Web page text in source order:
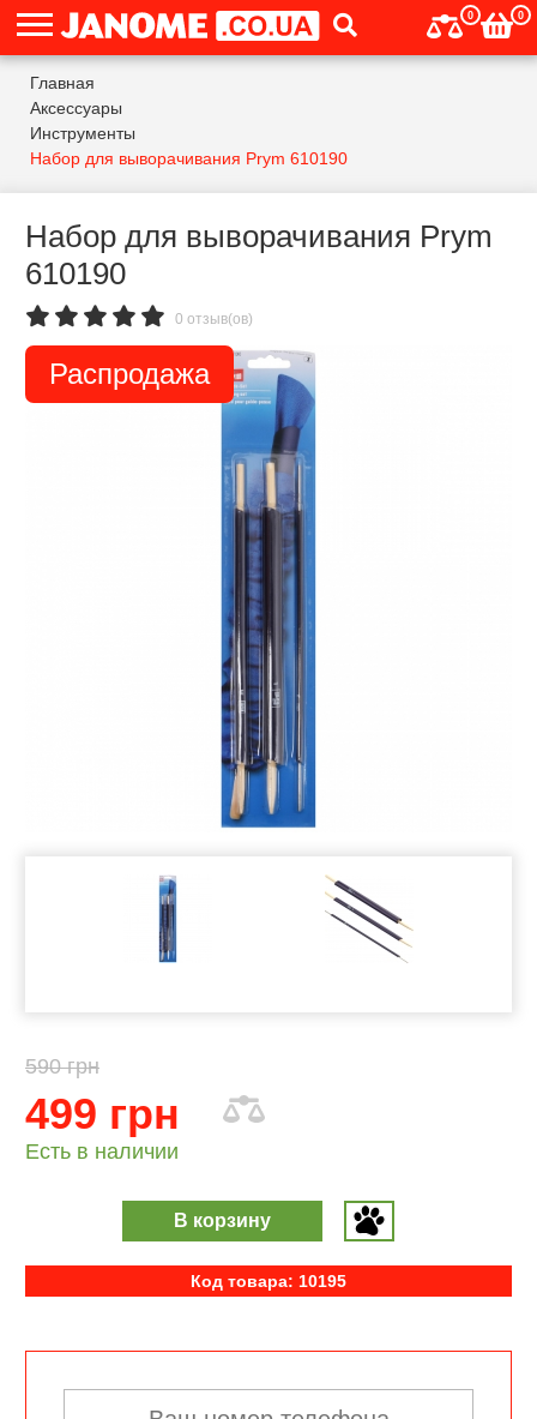
0 0
Главная
Аксессуары
Инструменты
Набор для выворачивания Prym 610190
Набор для выворачивания Prym
610190
0 отзыв(ов)
Распродажа
590 грн
499 грн
Есть в наличии
В корзину
Код товара: 10195